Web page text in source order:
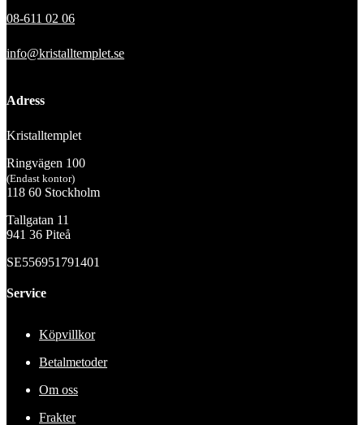
08-611 02 06
info@kristalltemplet.se
Adress
Kristalltemplet
Ringvägen 100
(Endast kontor)
118 60 Stockholm
Tallgatan 11
941 36 Piteå
SE556951791401
Service
Köpvillkor
Betalmetoder
Om oss
Frakter